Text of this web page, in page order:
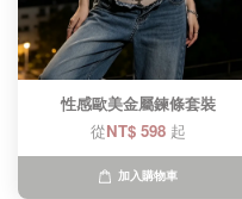
性感歐美金屬鍊條套裝
從NT$ 598 起
加入購物車